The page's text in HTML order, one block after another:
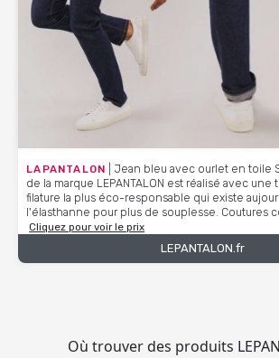
LAPANTALON | Jean bleu avec ourlet en toile
de la marque LEPANTALON est réalisé avec une
filature la plus éco-responsable qui existe
l'élasthanne pour plus de souplesse. Coutures
Cliquez pour voir le prix
LEPANTALON.fr
Où trouver des produits